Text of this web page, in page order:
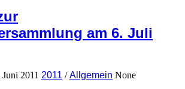
am 6. Juli
Juni 2011 2011 /Allgemein None